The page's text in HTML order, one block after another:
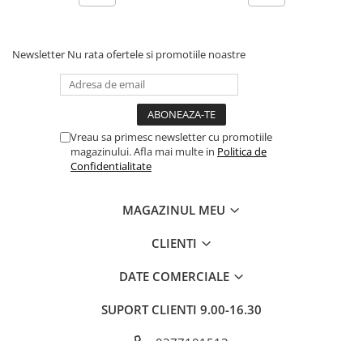
Newsletter Nu rata ofertele si promotiile noastre
Vreau sa primesc newsletter cu promotiile
magazinului. Afla mai multe in Politica de
Confidentialitate
MAGAZINUL MEU
CLIENTI
DATE COMERCIALE
SUPORT CLIENTI 9.00-16.30